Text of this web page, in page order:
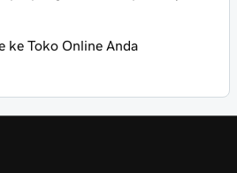
ke Toko Online Anda